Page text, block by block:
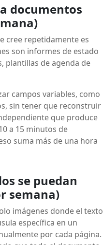
documentos
cree repetidamente es
son informes de estado
plantillas de agenda de
campos variables, como
sin tener que reconstruir
que produce
a 15 minutos de
suma más de una hora
se puedan
semana)
imágenes donde el texto
específica en un
por cada página.